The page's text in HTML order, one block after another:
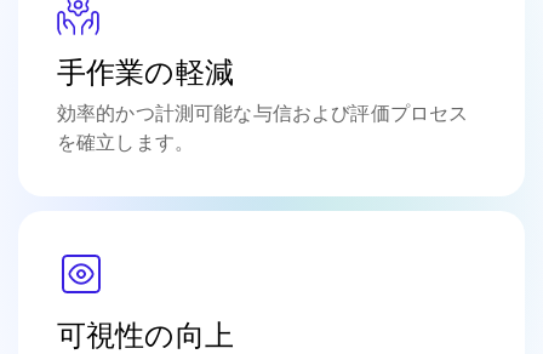
手作業の軽減
効率的かつ計測可能な与信および評価プロセス
を確立します。
可視性の向上